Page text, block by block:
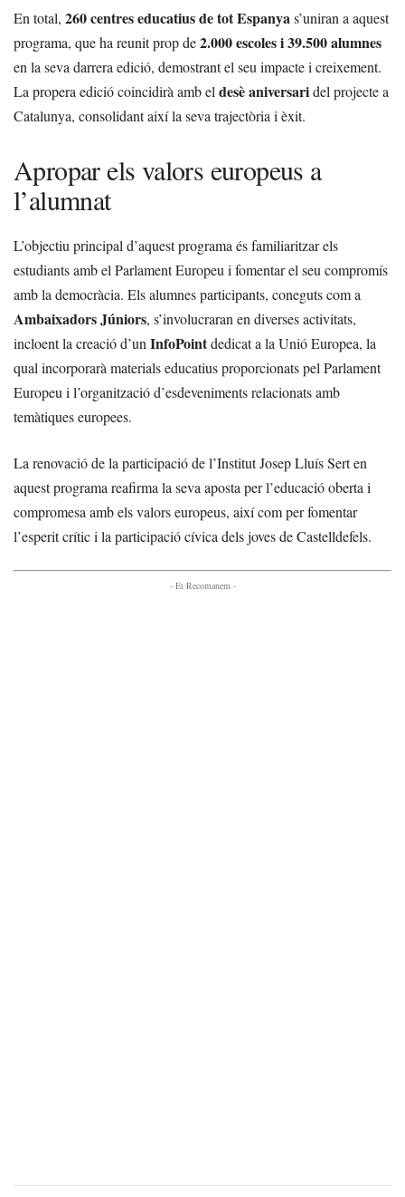
En total, 260 centres educatius de tot Espanyas’uniran a aquest
programa, que ha reunit prop de2.000 escoles i 39.500 alumnes
en la seva darrera edició, demostrant el seu impacte i creixement.
La propera edició coincidirà amb el desè aniversaridel projecte a
Catalunya, consolidant així la seva trajectòria i èxit.
Apropar els valors europeus a
l’alumnat
L’objectiu principal d’aquest programa és familiaritzar els
estudiants amb el Parlament Europeu i fomentar el seu compromís
amb la democràcia. Els alumnes participants, coneguts com a
Ambaixadors Júniors, s’involucraran en diverses activitats,
incloent la creació d’un InfoPointdedicat a la Unió Europea, la
qual incorporarà materials educatius proporcionats pel Parlament
Europeu i l’organització d’esdeveniments relacionats amb
temàtiques europees.
La renovació de la participació de l’Institut Josep Lluís Sert en
aquest programa reafirma la seva aposta per l’educació oberta i
compromesa amb els valors europeus, així com per fomentar
l’esperit crític i la participació cívica dels joves de Castelldefels.
- Et Recomanem -